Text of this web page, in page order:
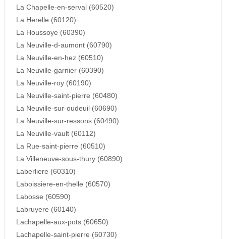
La Chapelle-en-serval (60520)
La Herelle (60120)
La Houssoye (60390)
La Neuville-d-aumont (60790)
La Neuville-en-hez (60510)
La Neuville-garnier (60390)
La Neuville-roy (60190)
La Neuville-saint-pierre (60480)
La Neuville-sur-oudeuil (60690)
La Neuville-sur-ressons (60490)
La Neuville-vault (60112)
La Rue-saint-pierre (60510)
La Villeneuve-sous-thury (60890)
Laberliere (60310)
Laboissiere-en-thelle (60570)
Labosse (60590)
Labruyere (60140)
Lachapelle-aux-pots (60650)
Lachapelle-saint-pierre (60730)